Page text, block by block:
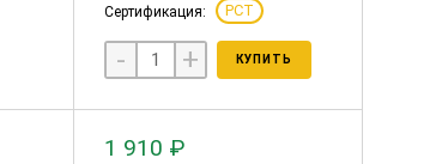
Сертификация:
РСТ
- + КУПИТЬ
1 910 ₽